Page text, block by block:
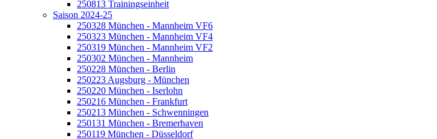
250813 Trainingseinheit
Saison 2024-25
250328 München - Mannheim VF6
250323 München - Mannheim VF4
250319 München - Mannheim VF2
250302 München - Mannheim
250228 München - Berlin
250223 Augsburg - München
250220 München - Iserlohn
250216 München - Frankfurt
250213 München - Schwenningen
250131 München - Bremerhaven
250119 München - Düsseldorf